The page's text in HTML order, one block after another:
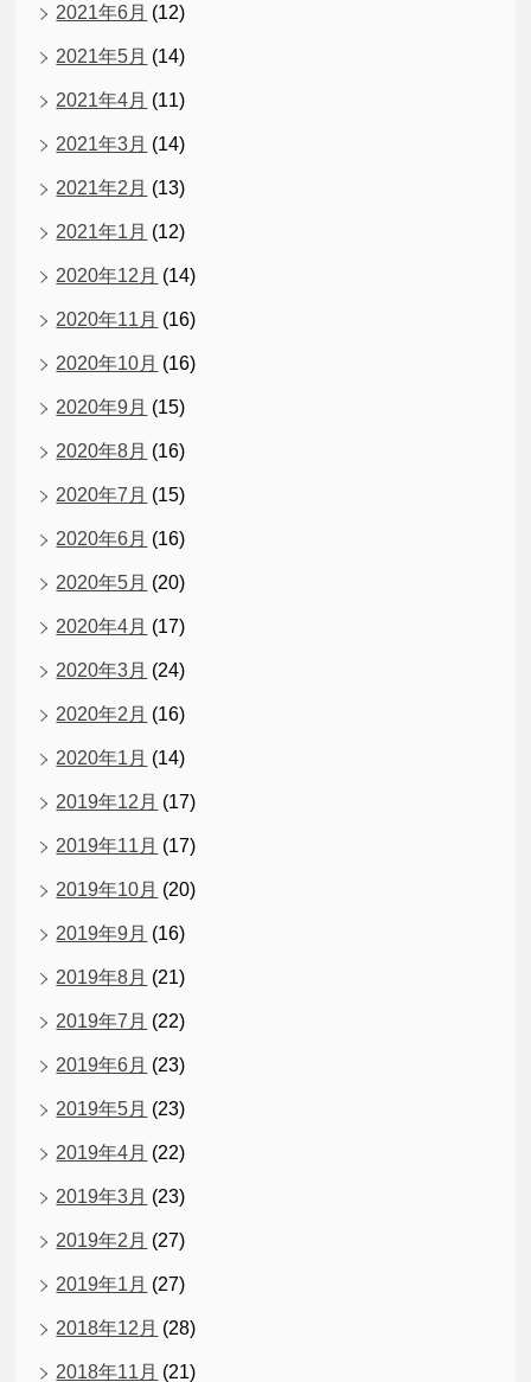
2021年6月 (12)
2021年5月 (14)
2021年4月 (11)
2021年3月 (14)
2021年2月 (13)
2021年1月 (12)
2020年12月 (14)
2020年11月 (16)
2020年10月 (16)
2020年9月 (15)
2020年8月 (16)
2020年7月 (15)
2020年6月 (16)
2020年5月 (20)
2020年4月 (17)
2020年3月 (24)
2020年2月 (16)
2020年1月 (14)
2019年12月 (17)
2019年11月 (17)
2019年10月 (20)
2019年9月 (16)
2019年8月 (21)
2019年7月 (22)
2019年6月 (23)
2019年5月 (23)
2019年4月 (22)
2019年3月 (23)
2019年2月 (27)
2019年1月 (27)
2018年12月 (28)
2018年11月 (21)